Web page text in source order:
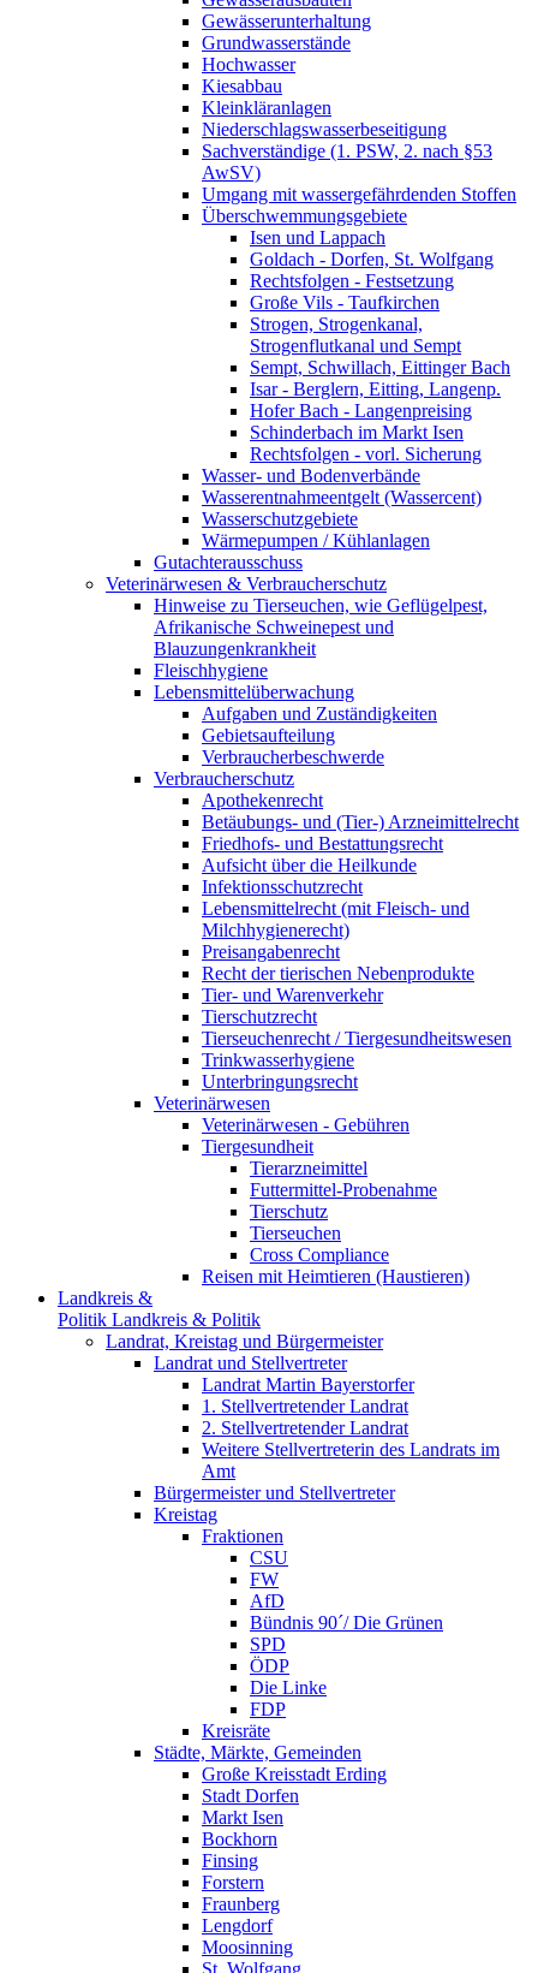
Gewässerunterhaltung
Grundwasserstände
Hochwasser
Kiesabbau
Kleinkläranlagen
Niederschlagswasserbeseitigung
Sachverständige (1. PSW, 2. nach §53
AwSV)
Umgang mit wassergefährdenden Stoffen
Überschwemmungsgebiete
Isen und Lappach
Goldach - Dorfen, St. Wolfgang
Rechtsfolgen - Festsetzung
Große Vils - Taufkirchen
Strogen, Strogenkanal,
Strogenflutkanal und Sempt
Sempt, Schwillach, Eittinger Bach
Isar - Berglern, Eitting, Langenp.
Hofer Bach - Langenpreising
Schinderbach im Markt Isen
Rechtsfolgen - vorl. Sicherung
Wasser- und Bodenverbände
Wasserentnahmeentgelt (Wassercent)
Wasserschutzgebiete
Wärmepumpen / Kühlanlagen
Gutachterausschuss
Veterinärwesen & Verbraucherschutz
Hinweise zu Tierseuchen, wie Geflügelpest,
Afrikanische Schweinepest und
Blauzungenkrankheit
Fleischhygiene
Lebensmittelüberwachung
Aufgaben und Zuständigkeiten
Gebietsaufteilung
Verbraucherbeschwerde
Verbraucherschutz
Apothekenrecht
Betäubungs- und (Tier-) Arzneimittelrecht
Friedhofs- und Bestattungsrecht
Aufsicht über die Heilkunde
Infektionsschutzrecht
Lebensmittelrecht (mit Fleisch- und
Milchhygienerecht)
Preisangabenrecht
Recht der tierischen Nebenprodukte
Tier- und Warenverkehr
Tierschutzrecht
Tierseuchenrecht / Tiergesundheitswesen
Trinkwasserhygiene
Unterbringungsrecht
Veterinärwesen
Veterinärwesen - Gebühren
Tiergesundheit
Tierarzneimittel
Futtermittel-Probenahme
Tierschutz
Tierseuchen
Cross Compliance
Reisen mit Heimtieren (Haustieren)
Landkreis &
Politik Landkreis & Politik
Landrat, Kreistag und Bürgermeister
Landrat und Stellvertreter
Landrat Martin Bayerstorfer
1. Stellvertretender Landrat
2. Stellvertretender Landrat
Weitere Stellvertreterin des Landrats im
Amt
Bürgermeister und Stellvertreter
Kreistag
Fraktionen
CSU
FW
AfD
Bündnis 90´/ Die Grünen
SPD
ÖDP
Die Linke
FDP
Kreisräte
Städte, Märkte, Gemeinden
Große Kreisstadt Erding
Stadt Dorfen
Markt Isen
Bockhorn
Finsing
Forstern
Fraunberg
Lengdorf
Moosinning
St. Wolfgang